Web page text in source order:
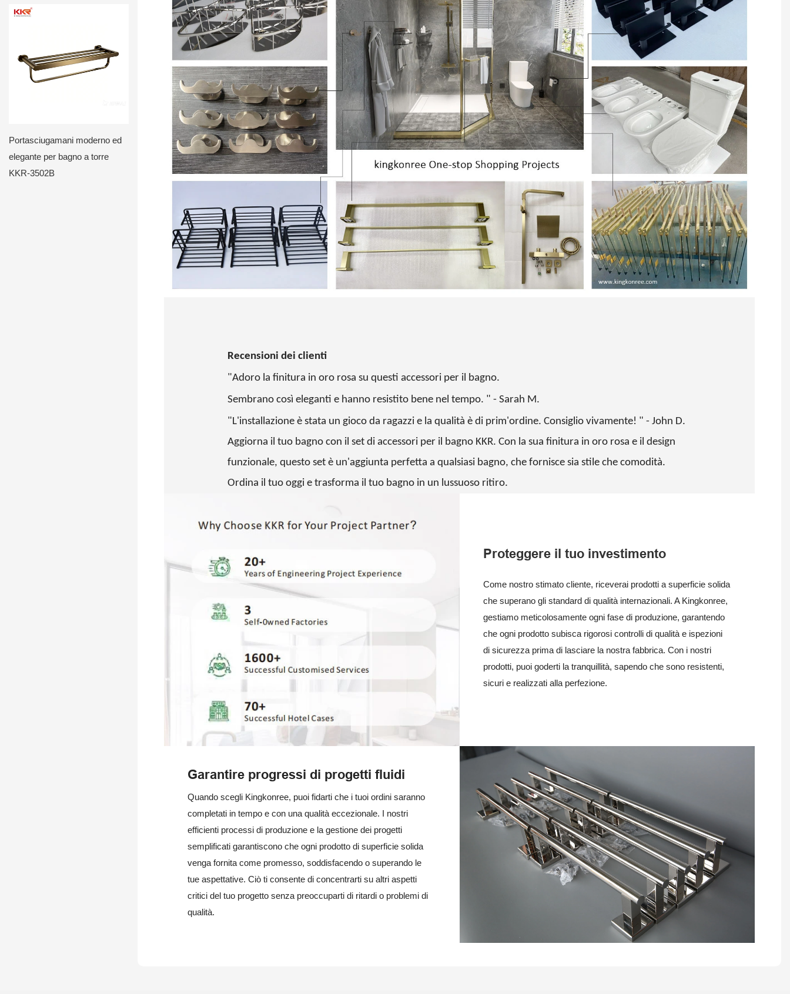
Portasciugamani moderno ed
elegante per bagno a torre
KKR-3502B
Recensioni dei clienti
"Adoro la finitura in oro rosa su questi accessori per il bagno.
Sembrano così eleganti e hanno resistito bene nel tempo. " - Sarah M.
"L'installazione è stata un gioco da ragazzi e la qualità è di prim'ordine. Consiglio vivamente! " - John D.
Aggiorna il tuo bagno con il set di accessori per il bagno KKR. Con la sua finitura in oro rosa e il design
funzionale, questo set è un'aggiunta perfetta a qualsiasi bagno, che fornisce sia stile che comodità.
Ordina il tuo oggi e trasforma il tuo bagno in un lussuoso ritiro.
Proteggere il tuo investimento
Come nostro stimato cliente, riceverai prodotti a superficie solida
che superano gli standard di qualità internazionali. A Kingkonree,
gestiamo meticolosamente ogni fase di produzione, garantendo
che ogni prodotto subisca rigorosi controlli di qualità e ispezioni
di sicurezza prima di lasciare la nostra fabbrica. Con i nostri
prodotti, puoi goderti la tranquillità, sapendo che sono resistenti,
sicuri e realizzati alla perfezione.
Garantire progressi di progetti fluidi
Quando scegli Kingkonree, puoi fidarti che i tuoi ordini saranno
completati in tempo e con una qualità eccezionale. I nostri
efficienti processi di produzione e la gestione dei progetti
semplificati garantiscono che ogni prodotto di superficie solida
venga fornita come promesso, soddisfacendo o superando le
tue aspettative. Ciò ti consente di concentrarti su altri aspetti
critici del tuo progetto senza preoccuparti di ritardi o problemi di
qualità.